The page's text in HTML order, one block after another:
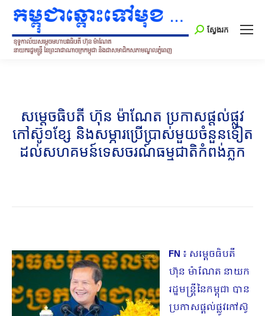
Search:
ស្វែងរក
សម្តេចធិបតី​ ហ៊ុន ម៉ាណែត ប្រកាសផ្តល់ផ្លូវ
កៅស៊ូ១ខ្សែ និងសម្ភារប្រើប្រាស់មួយចំនួនទៀត​
ដល់​សហគមន៍​ទេសចរណ៍ធម្មជាតិកំពង់ភ្លុក
FN ៖ សម្តេចធិបតី
ហ៊ុន ម៉ាណែត នាយក
រដ្ឋមន្រ្តីនៃកម្ពុជា បាន
ប្រកាសផ្តល់​ផ្លូវ​កៅស៊ូ​